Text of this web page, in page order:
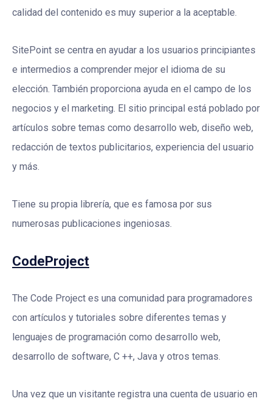
calidad del contenido es muy superior a la aceptable.
SitePoint se centra en ayudar a los usuarios principiantes
e intermedios a comprender mejor el idioma de su
elección. También proporciona ayuda en el campo de los
negocios y el marketing. El sitio principal está poblado por
artículos sobre temas como desarrollo web, diseño web,
redacción de textos publicitarios, experiencia del usuario
y más.
Tiene su propia librería, que es famosa por sus
numerosas publicaciones ingeniosas.
CodeProject
The Code Project es una comunidad para programadores
con artículos y tutoriales sobre diferentes temas y
lenguajes de programación como desarrollo web,
desarrollo de software, C ++, Java y otros temas.
Una vez que un visitante registra una cuenta de usuario en